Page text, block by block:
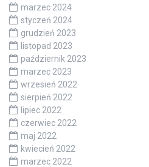
marzec 2024
styczeń 2024
grudzień 2023
listopad 2023
październik 2023
marzec 2023
wrzesień 2022
sierpień 2022
lipiec 2022
czerwiec 2022
maj 2022
kwiecień 2022
marzec 2022